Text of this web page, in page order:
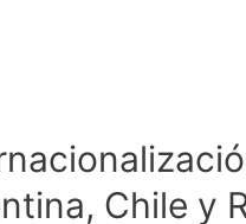
Chile y